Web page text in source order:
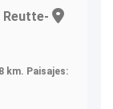
km. Paisajes: